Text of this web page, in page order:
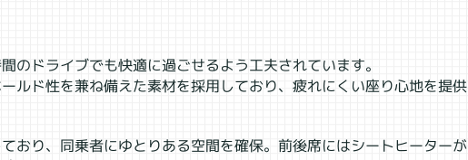
のドライブでも快適に過ごせるよう工夫されています。
ルド性を兼ね備えた素材を採用しており、疲れにくい座り心地を提供
おり、同乗者にゆとりある空間を確保。前後席にはシートヒーターが